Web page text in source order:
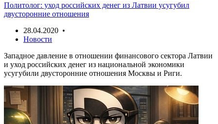
Политолог: уход российских денег из Латвии усугубил
двусторонние отношения
28.04.2020 •
Новости
Западное давление в отношении финансового сектора Латвии
и уход российских денег из национальной экономики
усугубили двусторонние отношения Москвы и Риги.